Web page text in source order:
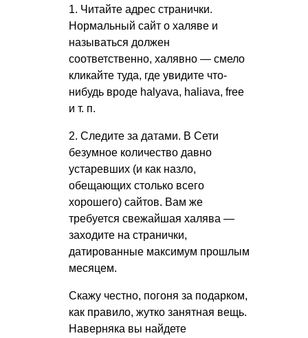
1. Читайте адрес странички.
Нормальный сайт о халяве и
называться должен
соответственно, халявно — смело
кликайте туда, где увидите что-
нибудь вроде halyava, haliava, free
и т. п.
2. Следите за датами. В Сети
безумное количество давно
устаревших (и как назло,
обещающих столько всего
хорошего) сайтов. Вам же
требуется свежайшая халява —
заходите на странички,
датированные максимум прошлым
месяцем.
Скажу честно, погоня за подарком,
как правило, жутко занятная вещь.
Наверняка вы найдете